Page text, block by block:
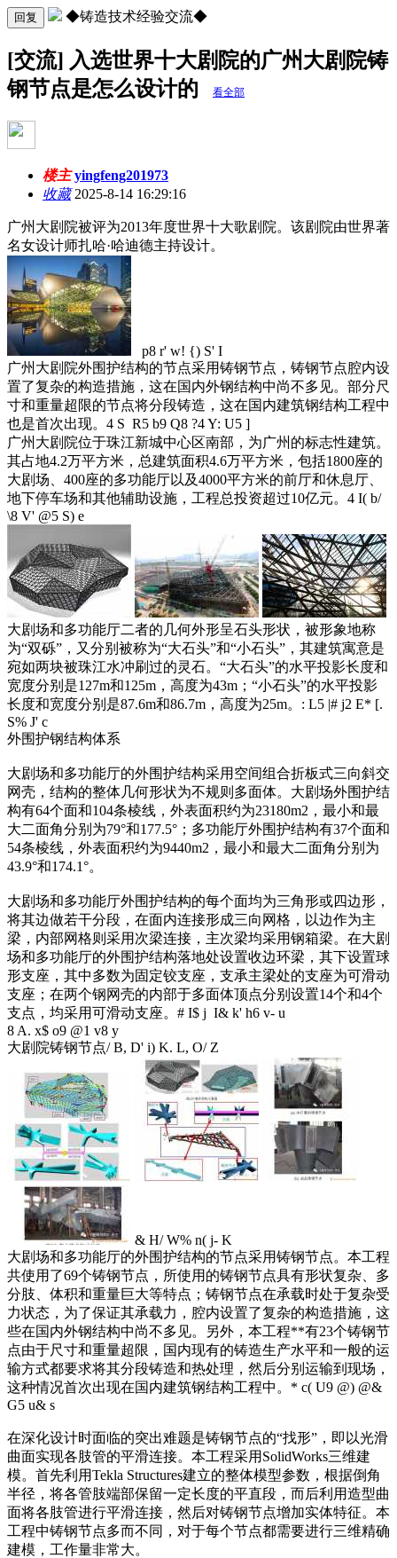
回复 ◆铸造技术经验交流◆
[交流] 入选世界十大剧院的广州大剧院铸
钢节点是怎么设计的
看全部
楼主 yingfeng201973
收藏2025-8-14 16:29:16
广州大剧院被评为2013年度世界十大歌剧院。该剧院由世界著
名女设计师扎哈·哈迪德主持设计。
p8 r' w! {) S' I
广州大剧院外围护结构的节点采用铸钢节点，铸钢节点腔内设
置了复杂的构造措施，这在国内外钢结构中尚不多见。部分尺
寸和重量超限的节点将分段铸造，这在国内建筑钢结构工程中
也是首次出现。 4 S R5 b9 Q8 ?4 Y: U5 ]
广州大剧院位于珠江新城中心区南部，为广州的标志性建筑。
其占地4.2万平方米，总建筑面积4.6万平方米，包括1800座的
大剧场、400座的多功能厅以及4000平方米的前厅和休息厅、
地下停车场和其他辅助设施，工程总投资超过10亿元。 4 I( b/
\8 V' @5 S) e
大剧场和多功能厅二者的几何外形呈石头形状，被形象地称
为“双砾”，又分别被称为“大石头”和“小石头”，其建筑寓意是
宛如两块被珠江水冲刷过的灵石。“大石头”的水平投影长度和
宽度分别是127m和125m，高度为43m；“小石头”的水平投影
长度和宽度分别是87.6m和86.7m，高度为25m。 : L5 |# j2 E* [.
S% J' c
外围护钢结构体系
大剧场和多功能厅的外围护结构采用空间组合折板式三向斜交
网壳，结构的整体几何形状为不规则多面体。大剧场外围护结
构有64个面和104条棱线，外表面积约为23180m2，最小和最
大二面角分别为79°和177.5°；多功能厅外围护结构有37个面和
54条棱线，外表面积约为9440m2，最小和最大二面角分别为
43.9°和174.1°。
大剧场和多功能厅外围护结构的每个面均为三角形或四边形，
将其边做若干分段，在面内连接形成三向网格，以边作为主
梁，内部网格则采用次梁连接，主次梁均采用钢箱梁。在大剧
场和多功能厅的外围护结构落地处设置收边环梁，其下设置球
形支座，其中多数为固定铰支座，支承主梁处的支座为可滑动
支座；在两个钢网壳的内部于多面体顶点分别设置14个和4个
支点，均采用可滑动支座。 # I$ j I& k' h6 v- u
8 A. x$ o9 @1 v8 y
大剧院铸钢节点/ B, D' i) K. L, O/ Z
& H/ W% n( j- K
大剧场和多功能厅的外围护结构的节点采用铸钢节点。本工程
共使用了69个铸钢节点，所使用的铸钢节点具有形状复杂、多
分肢、体积和重量巨大等特点；铸钢节点在承载时处于复杂受
力状态，为了保证其承载力，腔内设置了复杂的构造措施，这
些在国内外钢结构中尚不多见。另外，本工程**有23个铸钢节
点由于尺寸和重量超限，国内现有的铸造生产水平和一般的运
输方式都要求将其分段铸造和热处理，然后分别运输到现场，
这种情况首次出现在国内建筑钢结构工程中。 * c( U9 @) @&
G5 u& s
在深化设计时面临的突出难题是铸钢节点的“找形”，即以光滑
曲面实现各肢管的平滑连接。本工程采用SolidWorks三维建
模。首先利用Tekla Structures建立的整体模型参数，根据倒角
半径，将各管肢端部保留一定长度的平直段，而后利用造型曲
面将各肢管进行平滑连接，然后对铸钢节点增加实体特征。本
工程中铸钢节点多而不同，对于每个节点都需要进行三维精确
建模，工作量非常大。